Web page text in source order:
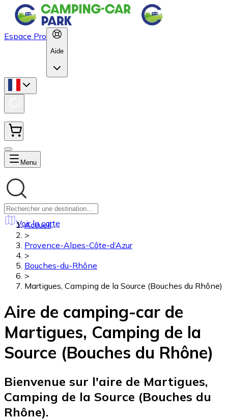
Espace Pro
Aide
Menu
Voir la carte
Accueil
>
Provence-Alpes-Côte-d’Azur
>
Bouches-du-Rhône
>
Martigues, Camping de la Source (Bouches du Rhône)
Aire de camping-car de
Martigues, Camping de la
Source (Bouches du Rhône)
Bienvenue sur l'aire de Martigues,
Camping de la Source (Bouches du
Rhône).